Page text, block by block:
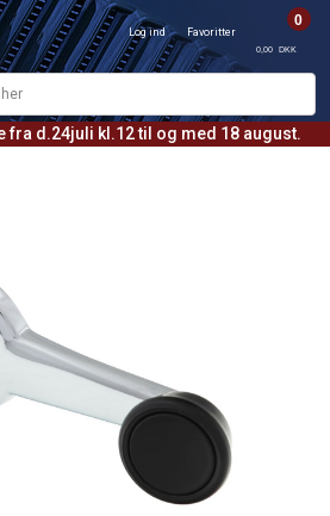
d.24juli kl.12 til og med 18 august.
Log ind Favoritter
0
0,00 DKK